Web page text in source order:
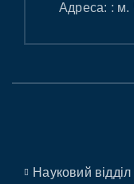
Адреса: : м.
Науковий відділ